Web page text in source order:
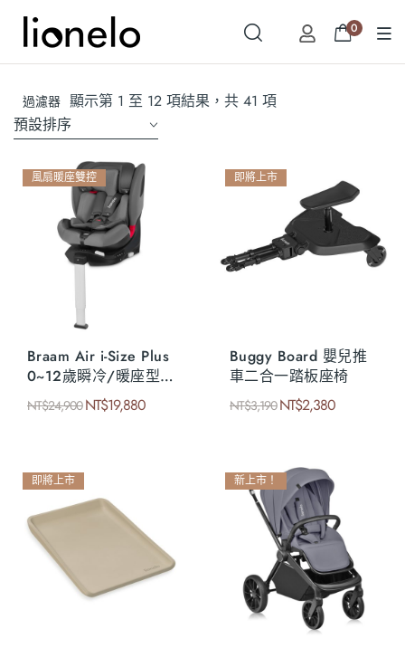
0
過濾器 顯示第 1 至 12 項結果，共 41 項
預設排序
風扇暖座雙控
Braam Air i-Size Plus
0~12歲瞬冷/暖座型嬰
幼童汽座
NT$24,900 NT$19,880
即將上市
Buggy Board 嬰兒推
車二合一踏板座椅
NT$3,190 NT$2,380
即將上市 新上市！